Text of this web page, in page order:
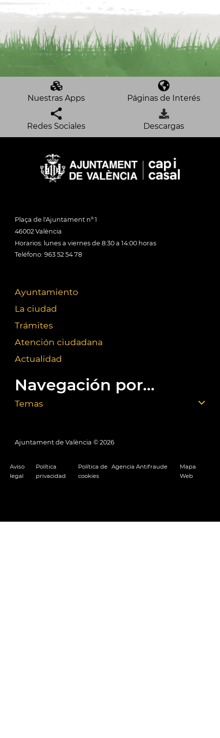
Nuestras Apps Páginas de Interés
Redes Sociales Descargas
Plaça de l'Ajuntament nº 1
46002 València
Horarios: lunes a viernes de 8:30 a 14:00 horas
Teléfono: 963 52 54 78
Ayuntamiento
La ciudad
Trámites
Atención ciudadana
Actualidad
Navegación por...
Temas
Ajuntament de València © 2026
Aviso
legal
Política
privacidad
Política de
cookies
Agencia Antifraude
Mapa
Web